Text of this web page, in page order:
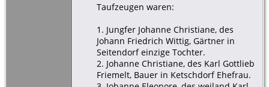
Taufzeugen waren:
1. Jungfer Johanne Christiane, des
Johann Friedrich Wittig, Gärtner in
Seitendorf einzige Tochter.
2. Johanne Christiane, des Karl Gottlieb
Friemelt, Bauer in Ketschdorf Ehefrau.